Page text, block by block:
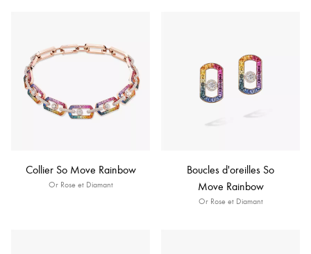
Collier So Move Rainbow
Or Rose et Diamant
Boucles d'oreilles So
Move Rainbow
Or Rose et Diamant